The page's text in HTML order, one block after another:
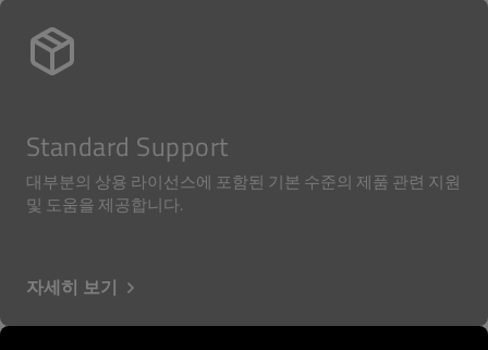
Standard Support
대부분의 상용 라이선스에 포함된 기본 수준의 제품 관련 지원
및 도움을 제공합니다.
자세히 보기